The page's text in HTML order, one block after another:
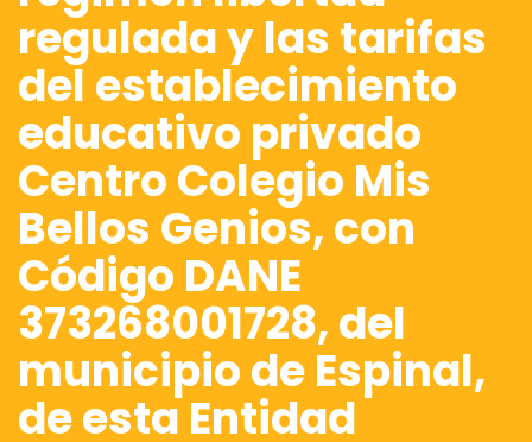
regulada y las tarifas
del establecimiento
educativo privado
Centro Colegio Mis
Bellos Genios, con
Código DANE
373268001728, del
municipio de Espinal,
de esta Entidad